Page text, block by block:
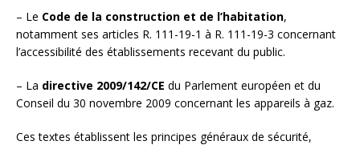
– Le Code de la construction et de l’habitation,
notamment ses articles R. 111-19-1 à R. 111-19-3 concernant
l’accessibilité des établissements recevant du public.
– La directive 2009/142/CE du Parlement européen et du
Conseil du 30 novembre 2009 concernant les appareils à gaz.
Ces textes établissent les principes généraux de sécurité,